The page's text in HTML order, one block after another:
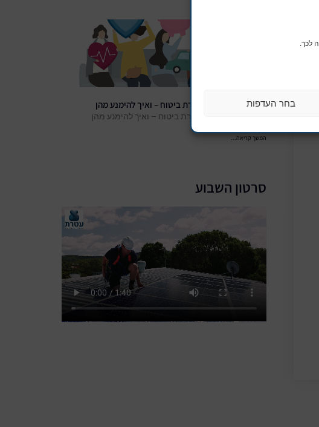
בחר העדפות
7 טעויות נפוצות בבחירת ביטוח – ואיך להימנע מהן
המשך קריאה...
סרטון השבוע